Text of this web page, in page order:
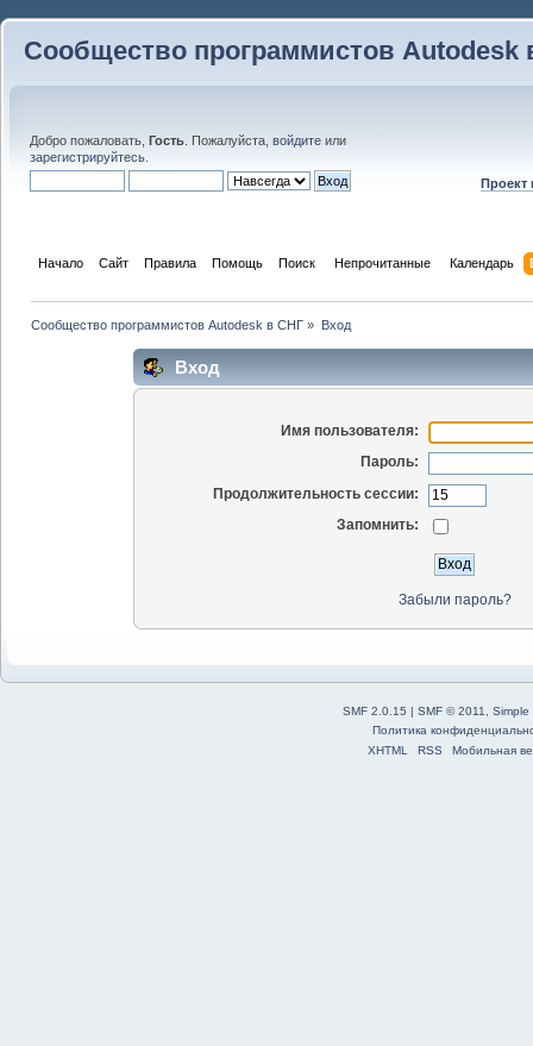
Сообщество программистов Autodesk
Добро пожаловать, Гость . Пожалуйста, войдите или
зарегистрируйтесь
Проект
Начало Сайт Правила Помощь Поиск Непрочитанные Календарь
Сообщество программистов Autodesk в СНГ » Вход
Вход
Имя пользователя:
Пароль:
Продолжительность сессии:
Запомнить:
Забыли пароль?
SMF 2.0.15 SMF © 2011, Simple
Политика
XHTML
RSS Мобильная